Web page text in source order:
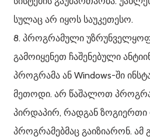
სულაც არ იყოს საუკეთესო.
8. პროგრამული
გამოიყენეთ ჩაშენებული
პროგრამა ან Windows-ში
მეთოდი. არ წაშალოთ
პირდაპირ, რადგან ზოგიერთი
პროგრამებმაც გაიზიარონ. ამ